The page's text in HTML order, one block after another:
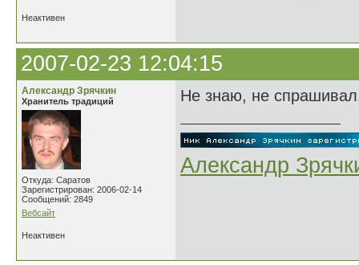
Неактивен
2007-02-23 12:04:15
Александр Зрячкин
Хранитель традиций
Откуда: Саратов
Зарегистрирован: 2006-02-14
Сообщений: 2849
Вебсайт
Не знаю, не
Александр
Неактивен